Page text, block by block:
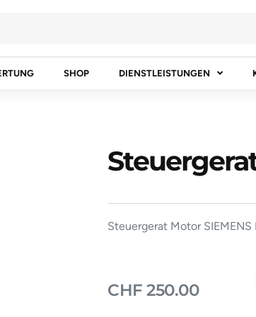
SHOP DIENSTLEISTUNGEN
Steuergerat Motor SIEMENS
CHF 250.00